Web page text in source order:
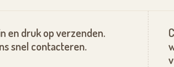
en druk op verzenden.
snel contacteren.